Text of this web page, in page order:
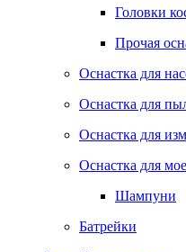
Головки
Прочая
Оснастка для
Оснастка для
Оснастка для
Оснастка для
Шампуни
Батрейки